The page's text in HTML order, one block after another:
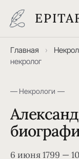
Главная ›
некролог
— Некрологи —
6 июня 1799 —